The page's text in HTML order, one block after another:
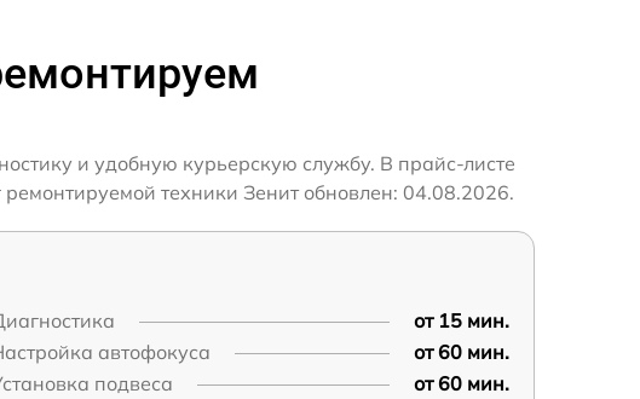
и удобную курьерскую службу. В прайс-листе
техники Зенит обновлен: 04.08.2026.
от 15 мин.
автофокуса
от 60 мин.
подвеса
от 60 мин.